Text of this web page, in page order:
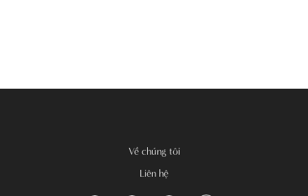
Về chúng tôi
Liên hệ